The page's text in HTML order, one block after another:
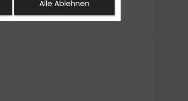
Alle Ablehnen